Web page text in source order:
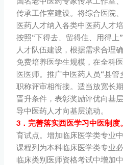
传承工作室建设。将综合医院
医药人才纳入各类中医药人才培
按照“下得去、留得住、用得上
人才队伍建设，根据需求合理
免费培养医学生规模，在全科
医医师。推广中医药人员“县
职称评审相衔接。适当放宽长
晋升条件，表彰奖励评优向基
导中医药人才向基层流动。
3．完善落实西医学习中医制度
育试点。增加临床医学类专业
课程列为本科临床医学类专业
临床类别医师资格考试中增加